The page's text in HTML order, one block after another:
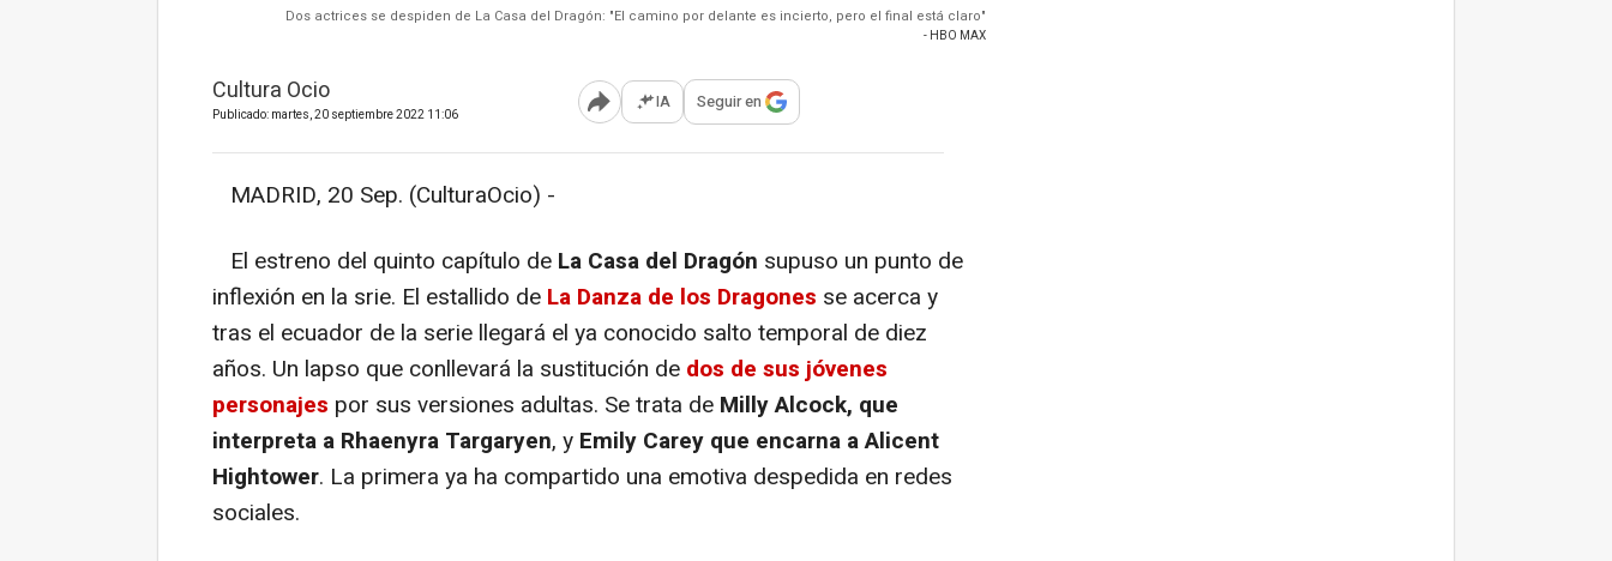
Dos actrices se despiden de La Casa del Dragón: "El camino por delante es incierto, pero el final está claro"
- HBO MAX
Cultura Ocio
Publicado: martes, 20 septiembre 2022 11:06 Abrir opciones para compartir
IA Seguir en
MADRID, 20 Sep. (CulturaOcio) -
El estreno del quinto capítulo de La Casa del Dragón supuso un punto de
inflexión en la srie. El estallido de La Danza de los Dragones se acerca y
tras el ecuador de la serie llegará el ya conocido salto temporal de diez
años. Un lapso que conllevará la sustitución de dos de sus jóvenes
personajes por sus versiones adultas. Se trata de Milly Alcock, que
interpreta a Rhaenyra Targaryen, y Emily Carey que encarna a Alicent
Hightower. La primera ya ha compartido una emotiva despedida en redes
sociales.